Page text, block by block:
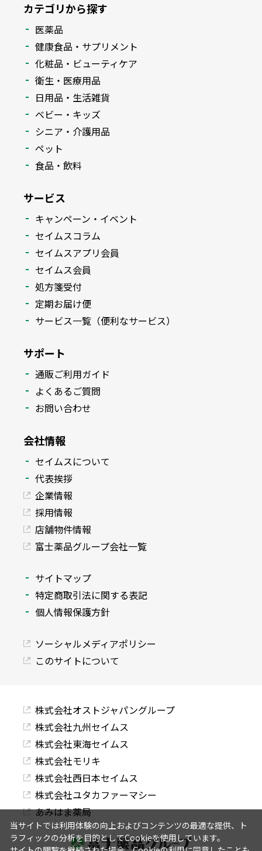
カテゴリから探す
医薬品
健康食品・サプリメント
化粧品・ビューティケア
衛生・医療用品
日用品・生活雑貨
ベビー・キッズ
シニア・介護用品
ペット
食品・飲料
サービス
キャンペーン・イベント
セイムスコラム
セイムスアプリ会員
セイムス会員
処方箋受付
定期お届け便
サービス一覧（便利なサービス）
サポート
通販ご利用ガイド
よくあるご質問
お問い合わせ
会社情報
セイムスについて
代表挨拶
企業情報
採用情報
店舗物件情報
富士薬品グループ会社一覧
サイトマップ
特定商取引法に関する表記
個人情報保護方針
ソーシャルメディアポリシー
このサイトについて
株式会社オストジャパングループ
株式会社九州セイムス
株式会社東海セイムス
株式会社モリキ
株式会社西日本セイムス
株式会社ユタカファーマシー
あみはま薬局
当サイトでは利用体験の向上およびコンテンツの最適な提供、ト
ラフィックの分析を目的としてCookieを使用しています。